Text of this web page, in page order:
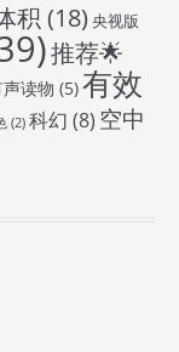
积 (18) 央视版
推荐🌟
读物 (5)有效
(2) 科幻 (8) 空中